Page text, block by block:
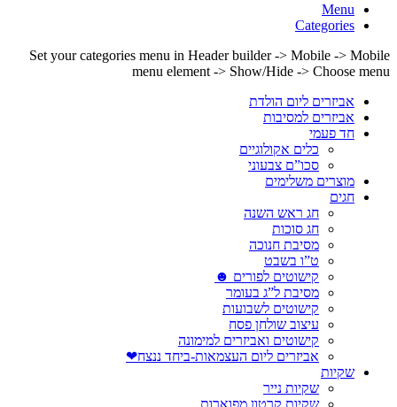
Menu
Categories
Set your categories menu in Header builder -> Mobile -> Mobile
menu element -> Show/Hide -> Choose menu
אביזרים ליום הולדת
אביזרים למסיבות
חד פעמי
כלים אקולוגיים
סכו”ם צבעוני
מוצרים משלימים
חגים
חג ראש השנה
חג סוכות
מסיבת חנוכה
ט”ו בשבט
קישוטים לפורים ☻
מסיבת ל”ג בעומר
קישוטים לשבועות
עיצוב שולחן פסח
קישוטים ואביזרים למימונה
אביזרים ליום העצמאות-ביחד ננצח❤
שקיות
שקיות נייר
שקיות קרטון מפוארות